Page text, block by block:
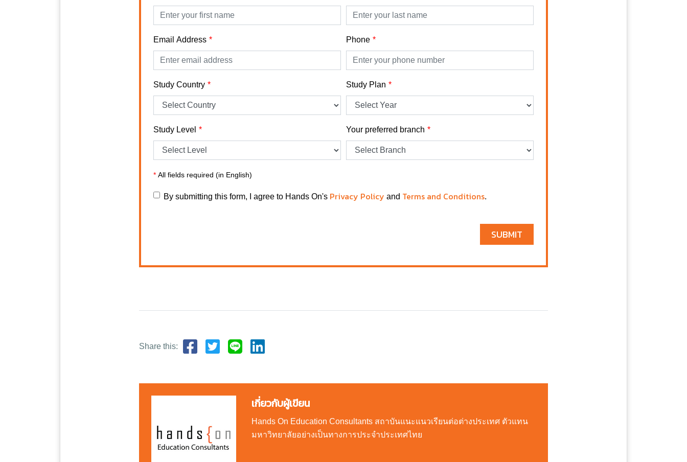
Email Address Phone
Study Country Study Plan
Study Level Your preferred branch
* All fields required (in English)
By submitting this form, I agree to Hands On's Privacy Policy and Terms and Conditions.
SUBMIT
Share this:
เกี่ยวกับผู้เขียน
Hands On Education Consultants สถาบันแนะแนวเรียนต่อต่างประเทศ ตัวแทน
มหาวิทยาลัยอย่างเป็นทางการประจำประเทศไทย